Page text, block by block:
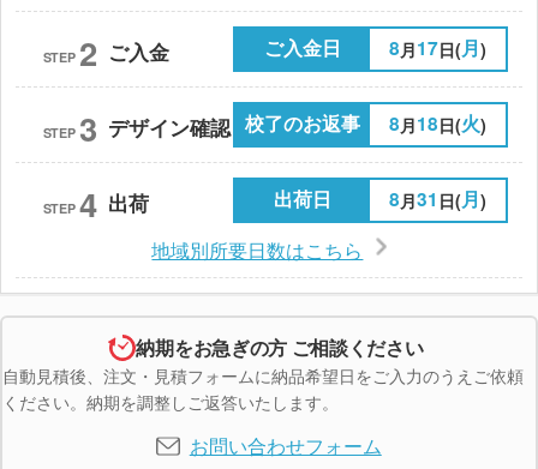
STEP 2 ご入金 ご入金日 8 月17日(月)
STEP 3 デザイン確認 校了のお返事 8 月18日(火)
STEP 4 出荷 出荷日 8 月31 日(月)
地域別所要日数はこちら
納期をお急ぎの方 ご相談ください
自動見積後、注文・見積フォームに納品希望日をご入力のうえご依頼
ください。納期を調整しご返答いたします。
お問い合わせフォーム